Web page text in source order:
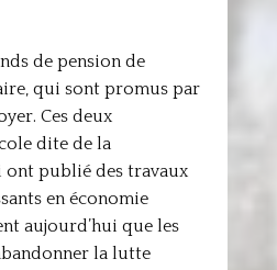
de pension de
qui sont promus par
Ces deux
dite de la
ont publié des travaux
en économie
aujourd’hui que les
la lutte